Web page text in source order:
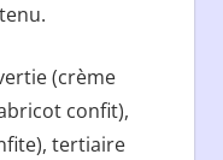
(crème
confit),
tertiaire